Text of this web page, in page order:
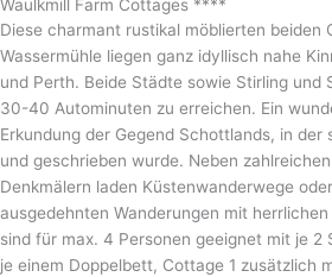
Waulkmill Farm Cottages ****
Diese charmant rustikal möblierten beiden
Wassermühle liegen ganz idyllisch nahe
und Perth. Beide Städte sowie Stirling und
30-40 Autominuten zu erreichen. Ein
Erkundung der Gegend Schottlands, in
und geschrieben wurde. Neben
Denkmälern laden Küstenwanderwege
ausgedehnten Wanderungen mit
sind für max. 4 Personen geeignet mit je 2
je einem Doppelbett, Cottage 1 zusätzlich